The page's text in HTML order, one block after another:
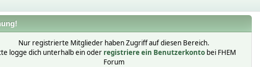
Nur registrierte Mitglieder haben Zugriff auf diesen Bereich.
logge dich unterhalb ein oder registriere ein Benutzerkontobei FHEM
Forum